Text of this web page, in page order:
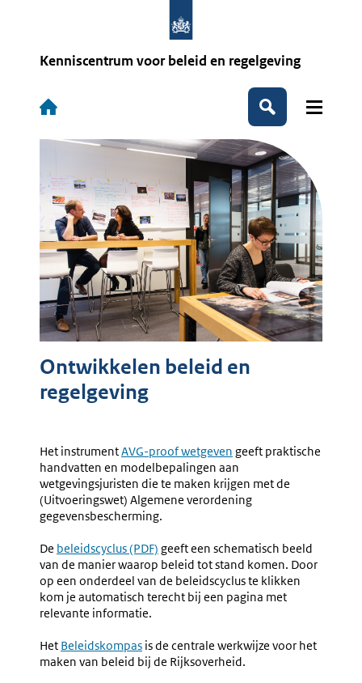
Kenniscentrum voor beleid en regelgeving
Hoofdnavigatie
Zoeken
Ontwikkelen beleid en
regelgeving
Het instrumentAVG-proof wetgeven geeft praktische
handvatten en modelbepalingen aan
wetgevingsjuristen die te maken krijgen met de
(Uitvoeringswet) Algemene verordening
gegevensbescherming.
De beleidscyclus (PDF) geeft een schematisch beeld
van de manier waarop beleid tot stand komen. Door
op een onderdeel van de beleidscyclus te klikken
kom je automatisch terecht bij een pagina met
relevante informatie.
Het Beleidskompas is de centrale werkwijze voor het
maken van beleid bij de Rijksoverheid.